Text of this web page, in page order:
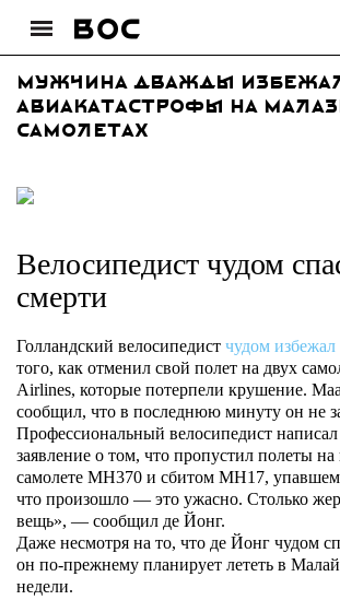
Мужчина дважды
авиакатастрофы на
самолетах
Велосипедист чудом
смерти
Голландский велосипедист чудом избежал
того, как отменил свой полет на двух
Airlines, которые потерпели крушение.
сообщил, что в последнюю минуту он не
Профессиональный велосипедист написал
заявление о том, что пропустил полеты
самолете MH370 и сбитом MH17,
что произошло — это ужасно. Столько
вещь», — сообщил де Йонг.
Даже несмотря на то, что де Йонг чудом
он по-прежнему планирует лететь в
недели.